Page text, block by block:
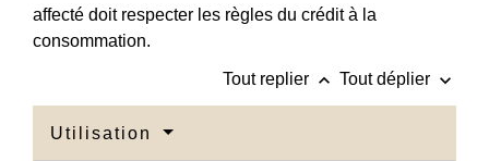
affecté doit respecter les règles du crédit à la
consommation.
Tout replier keyboard_arrow_up Tout déplier keyboard_arrow_down
Utilisation